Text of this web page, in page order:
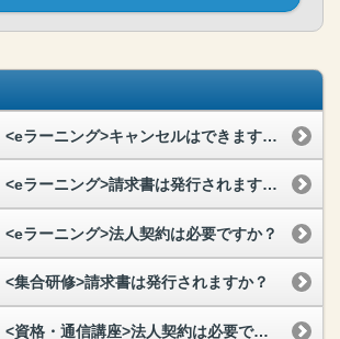
【法人サービス】<eラーニング>キャンセルはできますか？
【法人サービス】<eラーニング>請求書は発行されますか？
<eラーニング>法人契約は必要ですか？
<集合研修>請求書は発行されますか？
【法人サービス】<資格・通信講座>法人契約は必要ですか？